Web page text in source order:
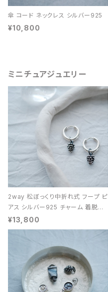
傘 コード ネックレス シルバー925
¥10,800
ミニチュアジュエリー
2way 松ぼっくり中折れ式 フープ ピ
アス シルバー925 チャーム 着脱可
能 レディース ユニセックス
¥13,800